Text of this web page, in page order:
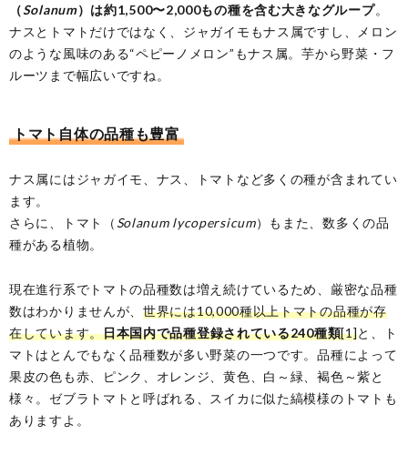
（Solanum）は約1,500〜2,000もの種を含む大きなグループ。
ナスとトマトだけではなく、ジャガイモもナス属ですし、メロン
のような風味のある“ペピーノメロン”もナス属。芋から野菜・フ
ルーツまで幅広いですね。
トマト自体の品種も豊富
ナス属にはジャガイモ、ナス、トマトなど多くの種が含まれてい
ます。
さらに、トマト（ Solanum lycopersicum）もまた、数多くの品
種がある植物。
現在進行系でトマトの品種数は増え続けているため、厳密な品種
数はわかりませんが、 世界には10,000種以上トマトの品種が存
在しています。日本国内で品種登録されている240種類[1]と、ト
マトはとんでもなく品種数が多い野菜の一つです。品種によって
果皮の色も赤、ピンク、オレンジ、黄色、白～緑、褐色～紫と
様々。ゼブラトマトと呼ばれる、スイカに似た縞模様のトマトも
ありますよ。